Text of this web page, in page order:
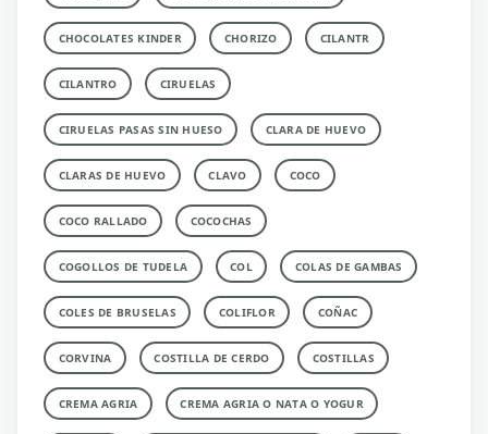
CHOCOLATES KINDER CHORIZO CILANTR
CILANTRO CIRUELAS
CIRUELAS PASAS SIN HUESO CLARA DE HUEVO
CLARAS DE HUEVO CLAVO COCO
COCO RALLADO COCOCHAS
COGOLLOS DE TUDELA COL COLAS DE GAMBAS
COLES DE BRUSELAS COLIFLOR COÑAC
CORVINA COSTILLA DE CERDO COSTILLAS
CREMA AGRIA CREMA AGRIA O NATA O YOGUR